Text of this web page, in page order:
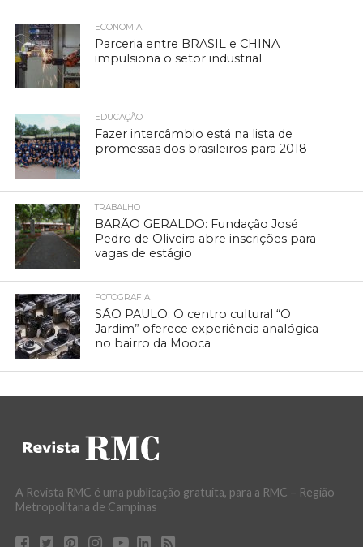
ECONOMIA
Parceria entre BRASIL e CHINA
impulsiona o setor industrial
EDUCAÇÃO
Fazer intercâmbio está na lista de
promessas dos brasileiros para 2018
TRABALHO
BARÃO GERALDO: Fundação José
Pedro de Oliveira abre inscrições para
vagas de estágio
FOTOGRAFIA
SÃO PAULO: O centro cultural “O
Jardim” oferece experiência analógica
no bairro da Mooca
A Revista RMC é uma publicação gratuita, para a RMC – Região
Metropolitana de Campinas